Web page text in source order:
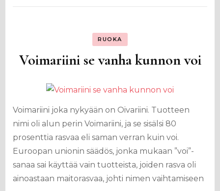
RUOKA
Voimariini se vanha kunnon voi
Voimariini joka nykyään on Oivariini. Tuotteen
nimi oli alun perin Voimariini, ja se sisälsi 80
prosenttia rasvaa eli saman verran kuin voi.
Euroopan unionin säädös, jonka mukaan ”voi”-
sanaa sai käyttää vain tuotteista, joiden rasva oli
ainoastaan maitorasvaa, johti nimen vaihtamiseen